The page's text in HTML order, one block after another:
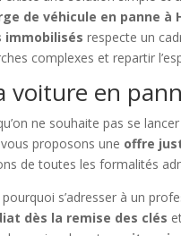
de véhicule en panne à
immobilisés respecte un
complexes et repartir
voiture en
ne souhaite pas se
proposons une offre
de toutes les formalités
s’adresser à un
dès la remise des clés